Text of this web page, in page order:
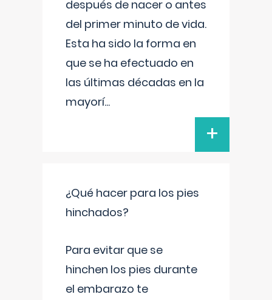
después de nacer o antes
del primer minuto de vida.
Esta ha sido la forma en
que se ha efectuado en
las últimas décadas en la
mayorí...
+
¿Qué hacer para los pies
hinchados?
Para evitar que se
hinchen los pies durante
el embarazo te